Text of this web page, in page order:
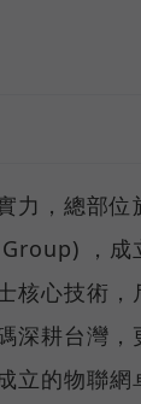
力，總部位
，成
核心技術，
深耕台灣，
立的物聯網